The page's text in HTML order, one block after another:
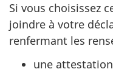
Si vous choisissez
joindre à votre
renfermant les
une